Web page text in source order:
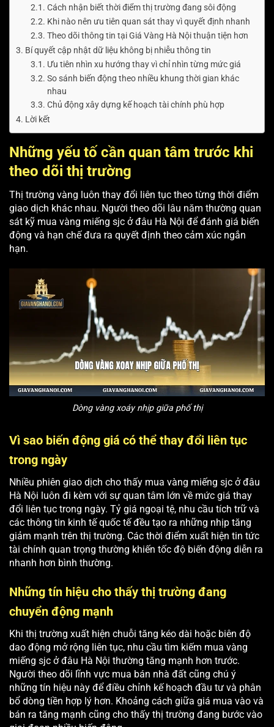
Cách nhận biết thời điểm thị trường đang sôi động
Khi nào nên ưu tiên quan sát thay vì quyết định nhanh
Theo dõi thông tin tại Giá Vàng Hà Nội thuận tiện hơn
Bí quyết cập nhật dữ liệu không bị nhiễu thông tin
Ưu tiên nhìn xu hướng thay vì chỉ nhìn từng mức giá
So sánh biến động theo nhiều khung thời gian khác
nhau
Chủ động xây dựng kế hoạch tài chính phù hợp
Lời kết
Những yếu tố cần quan tâm trước khi
theo dõi thị trường
Thị trường vàng luôn thay đổi liên tục theo từng thời điểm
giao dịch khác nhau. Người theo dõi lâu năm thường quan
sát kỹ mua vàng miếng sjc ở đâu Hà Nội để đánh giá biến
động và hạn chế đưa ra quyết định theo cảm xúc ngắn
hạn.
Dòng vàng xoáy nhịp giữa phố thị
Vì sao biến động giá có thể thay đổi liên tục
trong ngày
Nhiều phiên giao dịch cho thấy mua vàng miếng sjc ở đâu
Hà Nội luôn đi kèm với sự quan tâm lớn về mức giá thay
đổi liên tục trong ngày. Tỷ giá ngoại tệ, nhu cầu tích trữ và
các thông tin kinh tế quốc tế đều tạo ra những nhịp tăng
giảm mạnh trên thị trường. Các thời điểm xuất hiện tin tức
tài chính quan trọng thường khiến tốc độ biến động diễn ra
nhanh hơn bình thường.
Những tín hiệu cho thấy thị trường đang
chuyển động mạnh
Khi thị trường xuất hiện chuỗi tăng kéo dài hoặc biên độ
dao động mở rộng liên tục, nhu cầu tìm kiếm mua vàng
miếng sjc ở đâu Hà Nội thường tăng mạnh hơn trước.
Người theo dõi lĩnh vực mua bán nhà đất cũng chú ý
những tín hiệu này để điều chỉnh kế hoạch đầu tư và phân
bổ dòng tiền hợp lý hơn. Khoảng cách giữa giá mua vào và
bán ra tăng mạnh cũng cho thấy thị trường đang bước vào